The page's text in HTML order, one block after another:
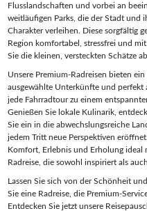
Flusslandschaften und vorbei an
weitläufigen Parks, die der Stadt und
Charakter verleihen. Diese sorgfältig
Region komfortabel, stressfrei und
Sie die kleinen, versteckten Schätze
Unsere Premium-Radreisen bieten
ausgewählte Unterkünfte und perfekt
jede Fahrradtour zu einem
Genießen Sie lokale Kulinarik,
Sie ein in die abwechslungsreiche
jedem Tritt neue Perspektiven
Komfort, Erlebnis und Erholung
Radreise, die sowohl inspiriert als
Lassen Sie sich von der Schönheit
Sie eine Radreise, die Premium-
Entdecken Sie jetzt unsere